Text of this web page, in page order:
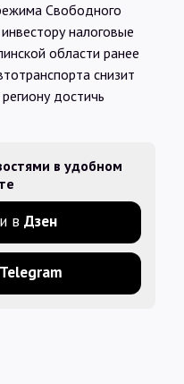
Свободного
налоговые
области ранее
снизит
достичь
в удобном
в Дзен
Telegram